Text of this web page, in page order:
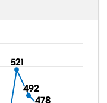
521
521
492
492
478
478